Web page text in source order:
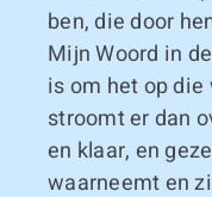
ben, die door
Mijn Woord in
is om het op
stroomt er dan
en klaar, en
waarneemt en